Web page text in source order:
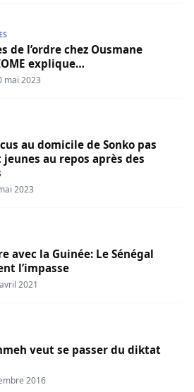
de l’ordre chez Ousmane
explique…
mai 2023
au domicile de Sonko pas
jeunes au repos après des
2023
avec la Guinée: Le Sénégal
l’impasse
2021
veut se passer du diktat
2016